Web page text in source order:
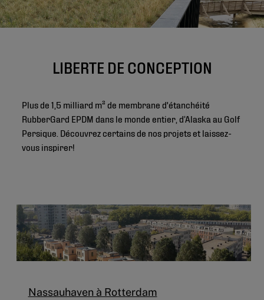
LIBERTE DE CONCEPTION
Plus de 1,5 milliard m² de membrane d'étanchéité
RubberGard EPDM dans le monde entier, d’Alaska au Golf
Persique. Découvrez certains de nos projets et laissez-
vous inspirer!
Nassauhaven à Rotterdam